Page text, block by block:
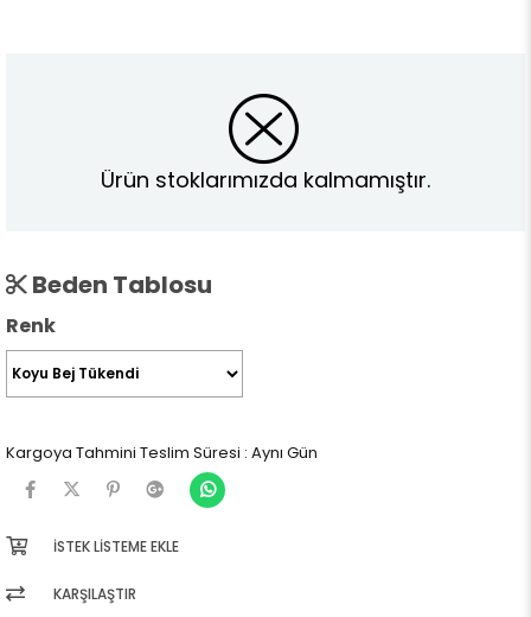
Ürün stoklarımızda kalmamıştır.
Beden Tablosu
Renk
Kargoya Tahmini Teslim Süresi : Aynı Gün
İSTEK LISTEME EKLE
KARŞILAŞTIR